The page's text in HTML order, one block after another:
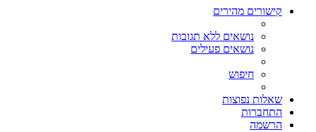
קישורים מהירים
נושאים ללא תגובות
נושאים פעילים
חיפוש
שאלות נפוצות
התחברות
הרשמה